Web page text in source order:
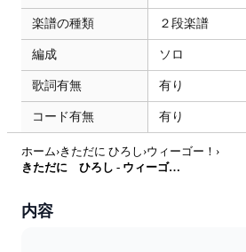
楽譜の種類 ２段楽譜
編成 ソロ
歌詞有無 有り
コード有無 有り
ホーム›きただに ひろし ›ウィーゴー！ ›
きただに ひろし - ウィーゴ―！（テレビサイズ) / アニメ「ONE PIECE」2011年OP曲 (歌詞・コード付) by さちのーと
内容